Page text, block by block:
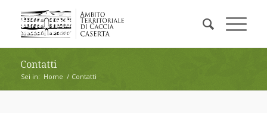
Contatti
Sei in: Home / Contatti